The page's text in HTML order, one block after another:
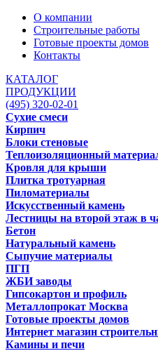
О компании
Строительные работы
Готовые проекты домов
Контакты
КАТАЛОГ
ПРОДУКЦИИ
(495) 320-02-01
Сухие смеси
Кирпич
Блоки стеновые
Теплоизоляционный
Кровля для крыши
Плитка тротуарная
Пиломатериалы
Искусственный камень
Лестницы на второй этаж в
Бетон
Натуральный камень
Сыпучие материалы
ПГП
ЖБИ заводы
Гипсокартон и профиль
Металлопрокат Москва
Готовые проекты домов
Интернет магазин
Камины и печи